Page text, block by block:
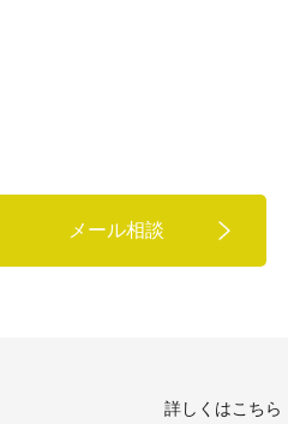
メール相談
詳しくはこちら